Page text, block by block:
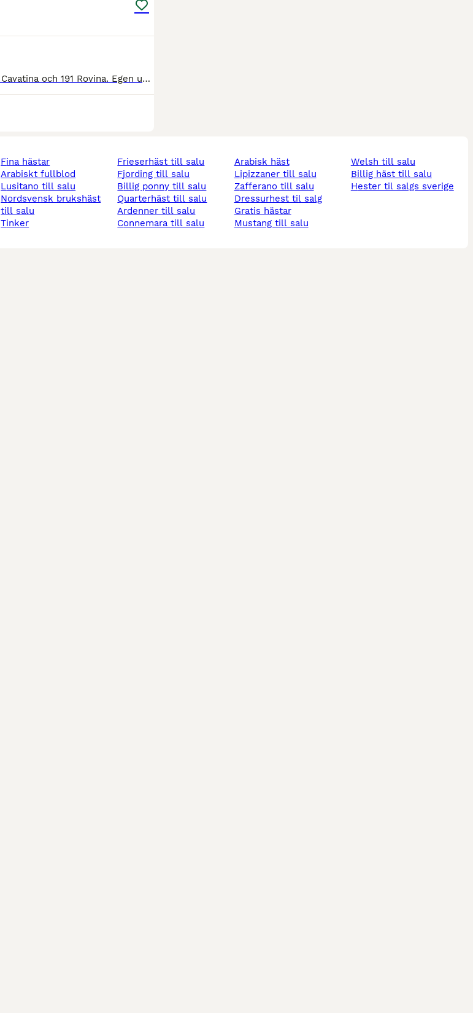
Lovande valack efter Conversano Cavatina och 191 Rovina. Egen uppfödning. Mycket trevligt lynne, okomplicerad i all hantering (tvätta, verka,lasta, hantera i stall). Tre harmoniska gångarter och en
fina hästar
arabiskt fullblod
lusitano till salu
nordsvensk brukshäst
till salu
tinker
frieserhäst till salu
fjording till salu
billig ponny till salu
quarterhäst till salu
ardenner till salu
connemara till salu
arabisk häst
lipizzaner till salu
zafferano till salu
dressurhest til salg
gratis hästar
mustang till salu
welsh till salu
billig häst till salu
hester til salgs sverige